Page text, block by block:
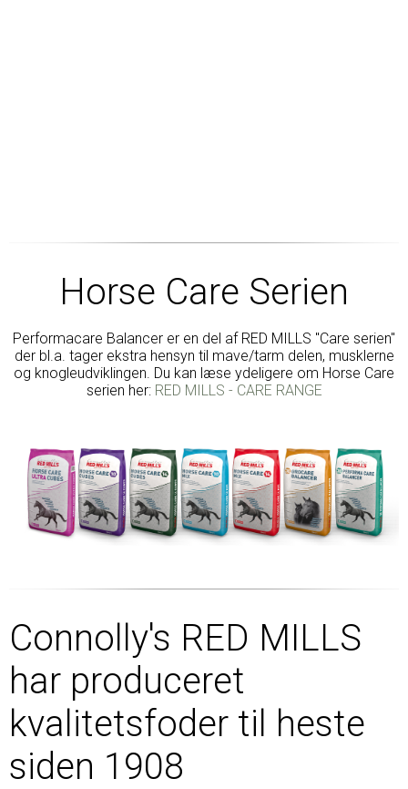
Horse Care Serien
Performacare Balancer er en del af RED MILLS "Care serien"
der bl.a. tager ekstra hensyn til mave/tarm delen, musklerne
og knogleudviklingen. Du kan læse ydeligere om Horse Care
serien her: RED MILLS - CARE RANGE
Connolly's RED MILLS
har produceret
kvalitetsfoder til heste
siden 1908